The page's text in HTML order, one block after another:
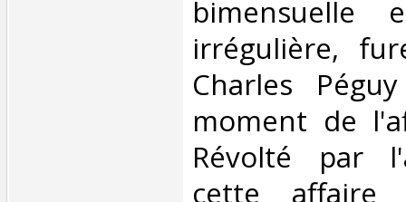
bimensuelle
irrégulière,
Charles
moment de
Révolté par
cette affaire